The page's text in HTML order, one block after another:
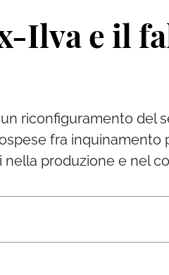
Ilva e il
riconfiguramento del
fra inquinamento
produzione e nel